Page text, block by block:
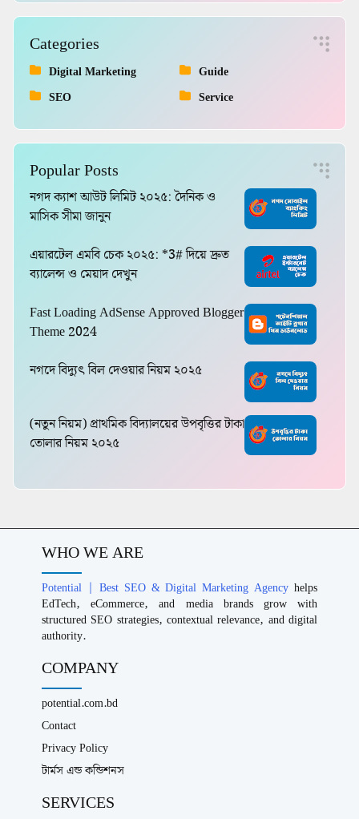
Categories
Digital Marketing
Guide
SEO
Service
Popular Posts
নগদ ক্যাশ আউট লিমিট ২০২৫: দৈনিক ও
মাসিক সীমা জানুন
এয়ারটেল এমবি চেক ২০২৫: *3# দিয়ে দ্রুত
ব্যালেন্স ও মেয়াদ দেখুন
Fast Loading AdSense Approved Blogger
Theme 2024
নগদে বিদ্যুৎ বিল দেওয়ার নিয়ম ২০২৫
(নতুন নিয়ম) প্রাথমিক বিদ্যালয়ের উপবৃত্তির টাকা
তোলার নিয়ম ২০২৫
WHO WE ARE
Potential | Best SEO & Digital Marketing Agency helps
EdTech, eCommerce, and media brands grow with
structured SEO strategies, contextual relevance, and digital
authority.
COMPANY
potential.com.bd
Contact
Privacy Policy
টার্মস এন্ড কন্ডিশনস
SERVICES